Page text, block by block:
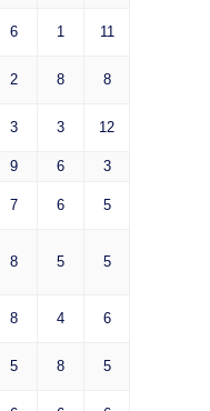
6 1 11
2 8 8
3 3 12
9 6 3
7 6 5
8 5 5
8 4 6
5 8 5